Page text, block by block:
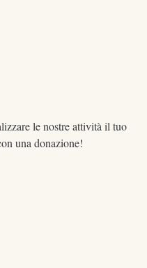
le nostre attività il tuo
una donazione!